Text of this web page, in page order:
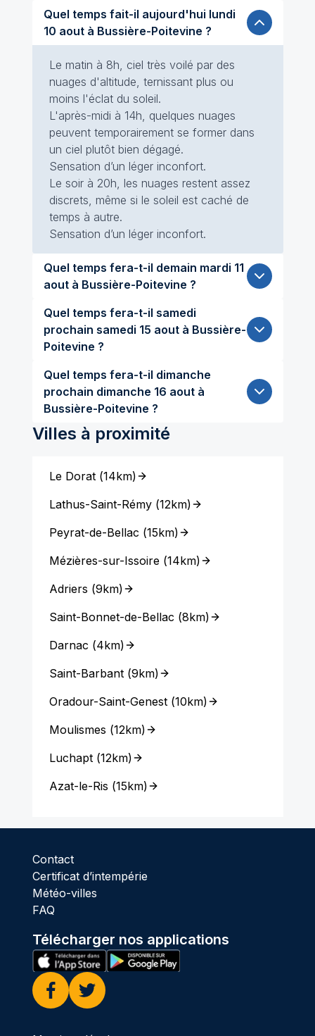
Quel temps fait-il aujourd'hui lundi
10 aout à Bussière-Poitevine ?
Le matin à 8h, ciel très voilé par des
nuages d'altitude, ternissant plus ou
moins l'éclat du soleil.
L'après-midi à 14h, quelques nuages
peuvent temporairement se former dans
un ciel plutôt bien dégagé.
Sensation d’un léger inconfort.
Le soir à 20h, les nuages restent assez
discrets, même si le soleil est caché de
temps à autre.
Sensation d’un léger inconfort.
Quel temps fera-t-il demain mardi 11
aout à Bussière-Poitevine ?
Quel temps fera-t-il samedi
prochain samedi 15 aout à Bussière-
Poitevine ?
Quel temps fera-t-il dimanche
prochain dimanche 16 aout à
Bussière-Poitevine ?
Villes à proximité
Le Dorat(14km)
Lathus-Saint-Rémy(12km)
Peyrat-de-Bellac (15km)
Mézières-sur-Issoire(14km)
Adriers (9km)
Saint-Bonnet-de-Bellac (8km)
Darnac (4km)
Saint-Barbant(9km)
Oradour-Saint-Genest(10km)
Moulismes (12km)
Luchapt(12km)
Azat-le-Ris (15km)
Contact
Certificat d’intempérie
Météo-villes
FAQ
Télécharger nos applications
Facebook
Twitter